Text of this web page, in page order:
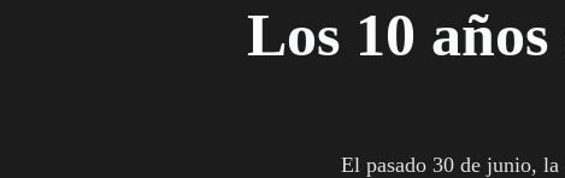
Los 10
El pasado 30 de junio,